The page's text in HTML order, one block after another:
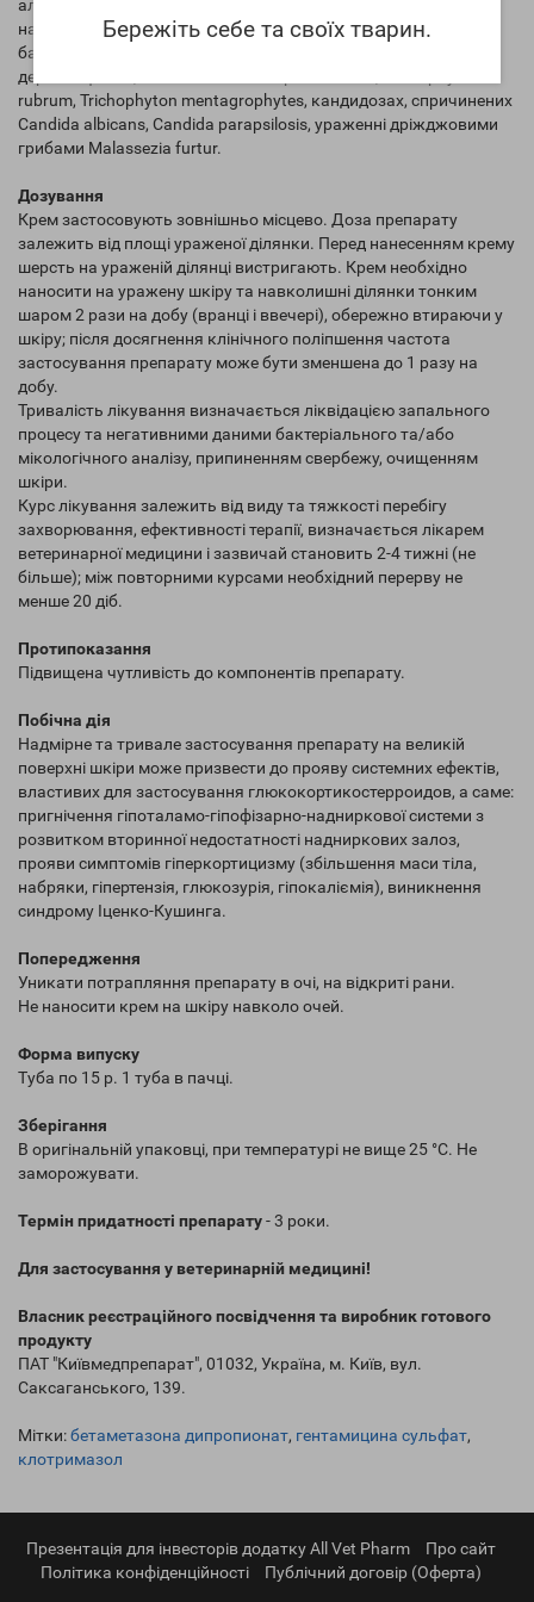
Бережіть себе та своїх тварин.
алергічною, запальною реакцією, свербінням, гіперемією,
набряком, інфільтрацією ексудату, ускладнених вторинною
бактеріальною інфекцією; грибкових захворюваннях шкіри :
дерматофитии, викликаної Microsporum canis, Trichophyton
rubrum, Trichophyton mentagrophytes, кандидозах, спричинених
Candida albicans, Candida parapsilosis, ураженні дріжджовими
грибами Malassezia furtur.
Дозування
Крем застосовують зовнішньо місцево. Доза препарату
залежить від площі ураженої ділянки. Перед нанесенням крему
шерсть на ураженій ділянці вистригають. Крем необхідно
наносити на уражену шкіру та навколишні ділянки тонким
шаром 2 рази на добу (вранці і ввечері), обережно втираючи у
шкіру; після досягнення клінічного поліпшення частота
застосування препарату може бути зменшена до 1 разу на
добу.
Тривалість лікування визначається ліквідацією запального
процесу та негативними даними бактеріального та/або
мікологічного аналізу, припиненням свербежу, очищенням
шкіри.
Курс лікування залежить від виду та тяжкості перебігу
захворювання, ефективності терапії, визначається лікарем
ветеринарної медицини і зазвичай становить 2-4 тижні (не
більше); між повторними курсами необхідний перерву не
менше 20 діб.
Протипоказання
Підвищена чутливість до компонентів препарату.
Побічна дія
Надмірне та тривале застосування препарату на великій
поверхні шкіри може призвести до прояву системних ефектів,
властивих для застосування глюкокортикостерроидов, а саме:
пригнічення гіпоталамо-гіпофізарно-надниркової системи з
розвитком вторинної недостатності надниркових залоз,
прояви симптомів гіперкортицизму (збільшення маси тіла,
набряки, гіпертензія, глюкозурія, гіпокаліємія), виникнення
синдрому Іценко-Кушинга.
Попередження
Уникати потрапляння препарату в очі, на відкриті рани.
Не наносити крем на шкіру навколо очей.
Форма випуску
Туба по 15 р. 1 туба в пачці.
Зберігання
В оригінальній упаковці, при температурі не вище 25 °С. Не
заморожувати.
Термін придатності препарату- 3 роки.
Для застосування у ветеринарній медицині!
Власник реєстраційного посвідчення та виробник готового
продукту
ПАТ "Київмедпрепарат", 01032, Україна, м. Київ, вул.
Саксаганського, 139.
Мітки:бетаметазона дипропионат, гентамицина сульфат,
клотримазол
Презентація для інвесторів додатку All Vet Pharm
Про сайт
Політика конфіденційності
Публічний договір (Оферта)